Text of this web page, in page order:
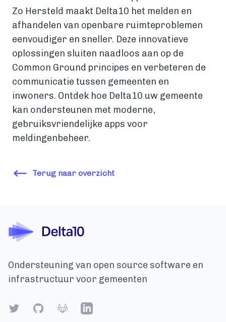
Zo Hersteld maakt Delta10 het melden en
afhandelen van openbare ruimteproblemen
eenvoudiger en sneller. Deze innovatieve
oplossingen sluiten naadloos aan op de
Common Ground principes en verbeteren de
communicatie tussen gemeenten en
inwoners. Ontdek hoe Delta10 uw gemeente
kan ondersteunen met moderne,
gebruiksvriendelijke apps voor
meldingenbeheer.
Terug naar overzicht
Ondersteuning van open source software en
infrastructuur voor gemeenten
TwitterGitHubGitlab LinkedIn